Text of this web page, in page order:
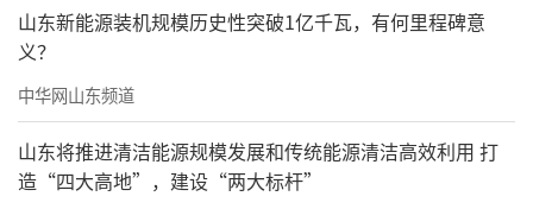
山东新能源装机规模历史性突破1亿千瓦，有何里程碑意
义？
中华网山东频道
山东将推进清洁能源规模发展和传统能源清洁高效利用 打
造“四大高地”，建设“两大标杆”